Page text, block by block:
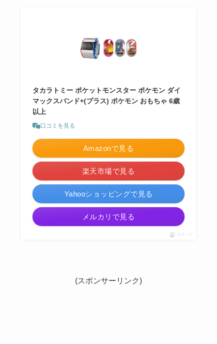
タカラトミー ポケットモンスター ポケモン ダイ
マックスバンド+(プラス) ポケモン おもちゃ 6歳
以上
口コミを見る
Amazonで見る
楽天市場で見る
Yahooショッピングで見る
メルカリで見る
ポチップ
(スポンサーリンク)